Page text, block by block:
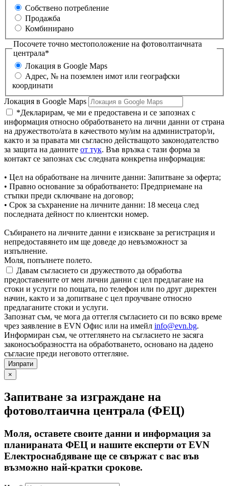
Собствено потребление
Продажба
Комбинирано
Посочете точно местоположение на фотоволтаичната
централа*
Локация в Google Maps
Aдрес, № на поземлен имот или географски
координати
Локация в Google Maps
*Декларирам, че ми е предоставена и се запознах с
информация относно обработването на лични данни от страна
на дружеството/ата в качеството му/им на администратор/и,
както и за правата ми съгласно действащото законодателство
за защита на данните от тук. Във връзка с тази форма за
контакт се запознах със следната конкретна информация:
• Цел на обработване на личните данни: Запитване за оферта;
• Правно основание за обработването: Предприемане на
стъпки преди сключване на договор;
• Срок за съхранение на личните данни: 18 месеца след
последната дейност по клиентски номер.
Събирането на личните данни е изискване за регистрация и
непредоставянето им ще доведе до невъзможност за
изпълнение.
Моля, попълнете полето.
Давам съгласието си дружеството да обработва
предоставените от мен лични данни с цел предлагане на
стоки и услуги по пощата, по телефон или по друг директен
начин, както и за допитване с цел проучване относно
предлаганите стоки и услуги.
Запознат съм, че мога да оттегля съгласието си по всяко време
чрез заявление в EVN Офис или на имейл info@evn.bg.
Информиран съм, че оттеглянето на съгласието не засяга
законосъобразността на обработването, основано на дадено
съгласие преди неговото оттегляне.
×
Запитване за изграждане на
фотоволтаична централа (ФЕЦ)
Моля, оставете своите данни и информация за
планираната ФЕЦ и нашите експерти от EVN
Електроснабдяване ще се свържат с вас във
възможно най-кратки срокове.